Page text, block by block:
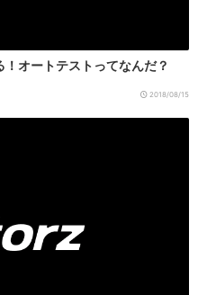
オートテストってなんだ？
2018/08/15